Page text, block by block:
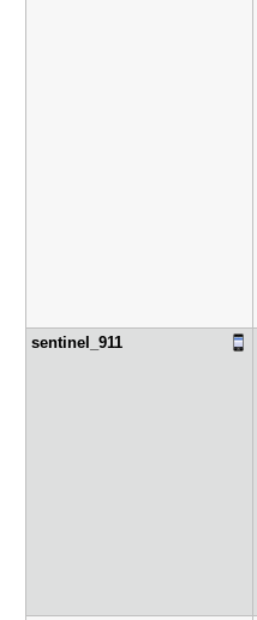
sentinel_9​11